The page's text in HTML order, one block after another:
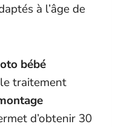
à l’âge de
bébé
traitement
d’obtenir 30